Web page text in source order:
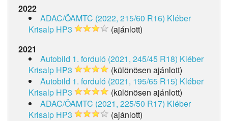
2022
ADAC/ÖAMTC (2022, 215/60 R16) Kléber
Krisalp HP3
(ajánlott)
2021
Autobild 1. forduló (2021, 245/45 R18) Kléber
Krisalp HP3
(különösen ajánlott)
Autobild 1. forduló (2021, 195/65 R15) Kléber
Krisalp HP3
(különösen ajánlott)
ADAC/ÖAMTC (2021, 225/50 R17) Kléber
Krisalp HP3
(ajánlott)